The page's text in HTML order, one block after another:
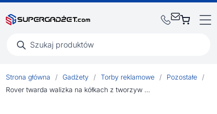
produktów
Strona główna / Gadżety / Torby reklamowe / Pozostałe
/
Rover twarda walizka na kółkach z tworzyw sztucznych pochodzących z recyklingu z certyfikatem GRS o wysokości 51 cm i pojemno